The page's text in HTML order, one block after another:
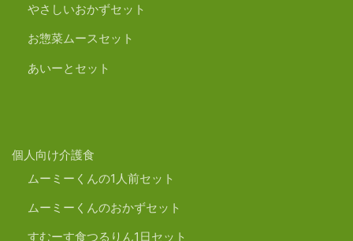
やさしいおかずセット
お惣菜ムースセット
あいーとセット
個人向け介護食
ムーミーくんの1人前セット
ムーミーくんのおかずセット
すむーす食つるりん1日セット